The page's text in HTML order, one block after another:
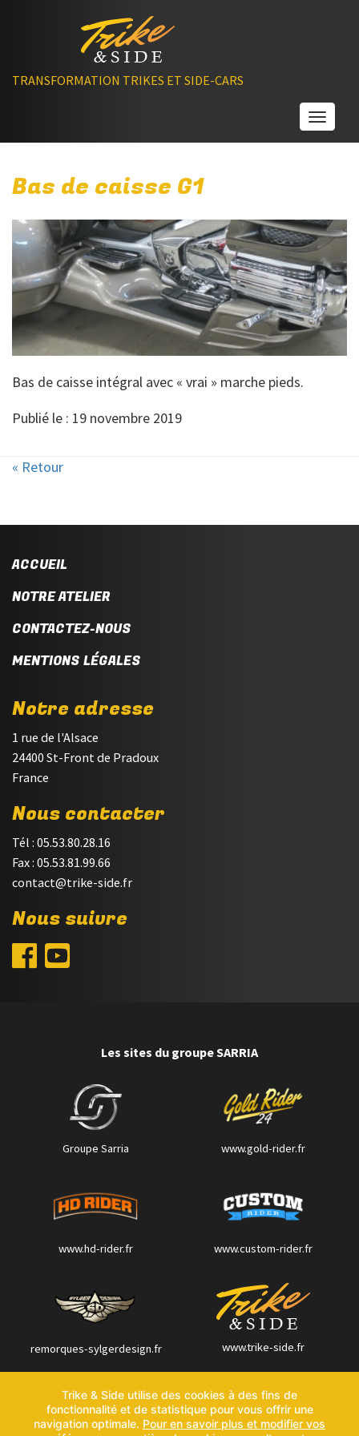
TRANSFORMATION TRIKES ET SIDE-CARS
Bas de caisse G1
Bas de caisse intégral avec « vrai » marche pieds.
Publié le : 19 novembre 2019
« Retour
ACCUEIL
NOTRE ATELIER
CONTACTEZ-NOUS
MENTIONS LÉGALES
Notre adresse
1 rue de l'Alsace
24400 St-Front de Pradoux
France
Nous contacter
Tél : 05.53.80.28.16
Fax : 05.53.81.99.66
contact@trike-side.fr
Nous suivre
Les sites du groupe SARRIA
Groupe Sarria www.gold-rider.fr
www.hd-rider.fr www.custom-rider.fr
remorques-sylgerdesign.fr www.trike-side.fr
Contactez-nous
Trike & Side utilise des cookies à des fins de
fonctionnalité et de statistique pour vous offrir une
navigation optimale. Pour en savoir plus et modifier vos